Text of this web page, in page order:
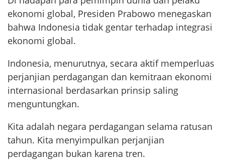
ekonomi global, Presiden Prabowo menegaskan
bahwa Indonesia tidak gentar terhadap integrasi
ekonomi global.
Indonesia, menurutnya, secara aktif memperluas
perjanjian perdagangan dan kemitraan ekonomi
internasional berdasarkan prinsip saling
menguntungkan.
Kita adalah negara perdagangan selama ratusan
tahun. Kita menyimpulkan perjanjian
perdagangan bukan karena tren.